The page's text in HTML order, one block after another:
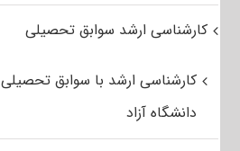
کارشناسی ارشد سوابق تحصیلی
کارشناسی ارشد با سوابق تحصیلی
دانشگاه آزاد